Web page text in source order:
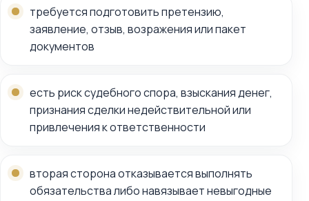
требуется подготовить претензию,
заявление, отзыв, возражения или пакет
документов
есть риск судебного спора, взыскания денег,
признания сделки недействительной или
привлечения к ответственности
вторая сторона отказывается выполнять
обязательства либо навязывает невыгодные